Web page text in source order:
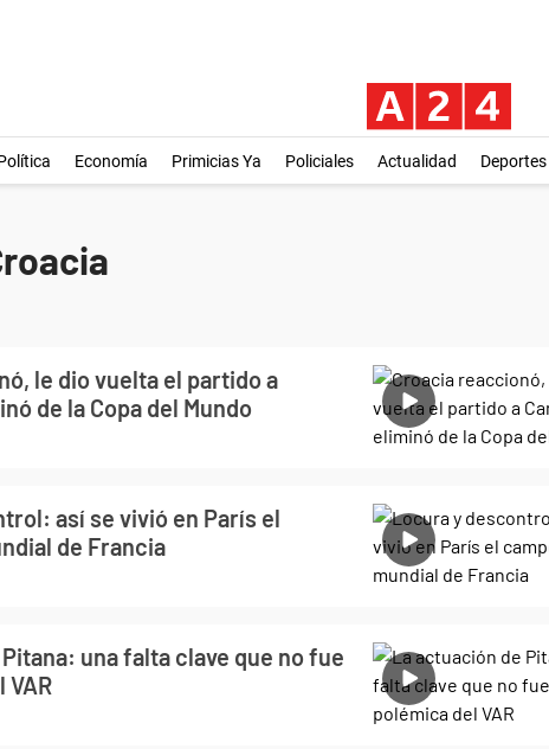
Economía Primicias Ya Policiales Actualidad Deportes
le dio vuelta el partido a
de la Copa del Mundo
así se vivió en París el
de Francia
una falta clave que no fue
VAR